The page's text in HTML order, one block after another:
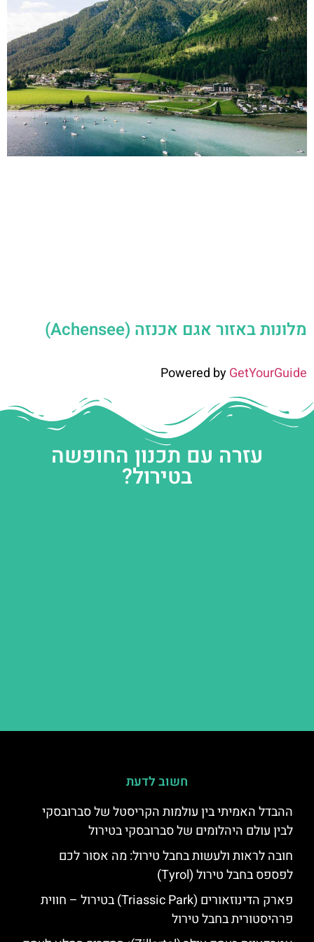
מלונות באזור אגם אכנזה (Achensee)
Powered byGetYourGuide
עזרה עם תכנון החופשה
בטירול?
חשוב לדעת
ההבדל האמיתי בין עולמות הקריסטל של סברובסקי
לבין עולם היהלומים של סברובסקי בטירול
חובה לראות ולעשות בחבל טירול: מה אסור לכם
לפספס בחבל טירול (Tyrol)
פארק הדינוזאורים (Triassic Park) בטירול – חווית
פרהיסטורית בחבל טירול